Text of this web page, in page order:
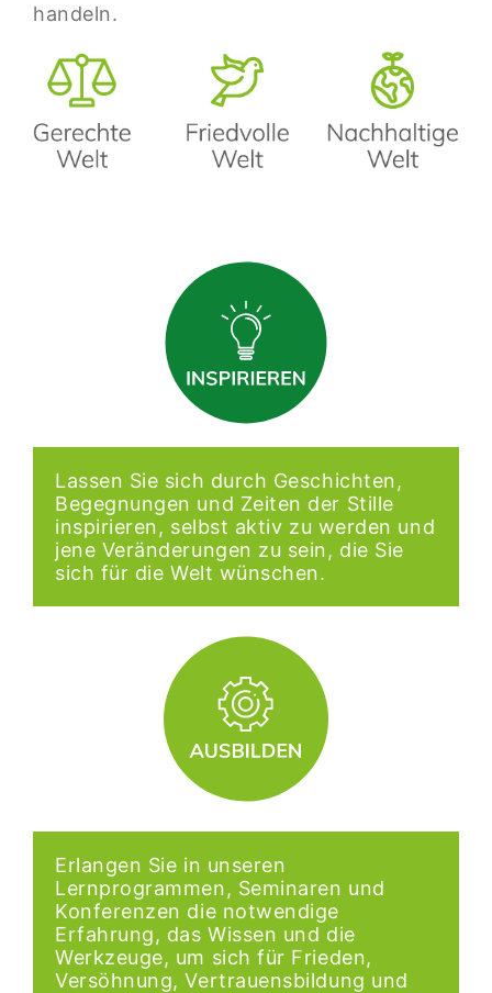
handeln.
Lassen Sie sich durch Geschichten,
Begegnungen und Zeiten der Stille
inspirieren, selbst aktiv zu werden und
jene Veränderungen zu sein, die Sie
sich für die Welt wünschen.
Erlangen Sie in unseren
Lernprogrammen, Seminaren und
Konferenzen die notwendige
Erfahrung, das Wissen und die
Werkzeuge, um sich für Frieden,
Versöhnung, Vertrauensbildung und